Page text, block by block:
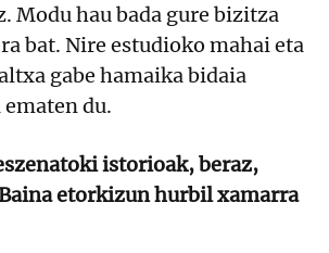
Modu hau bada gure bizitza
bat. Nire estudioko mahai eta
gabe hamaika bidaia
du.
istorioak, beraz,
etorkizun hurbil xamarra